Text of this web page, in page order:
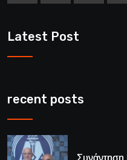
Latest Post
recent posts